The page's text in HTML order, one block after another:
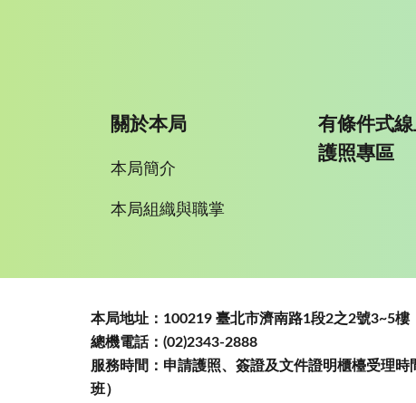
關於本局
本局簡介
本局組織與職掌
有條件式
護照專區
本局地址：100219 臺北市濟南路1段2之2號3~5樓
總機電話：(02)2343-2888
服務時間：申請護照、簽證及文件證明櫃檯受理
班）